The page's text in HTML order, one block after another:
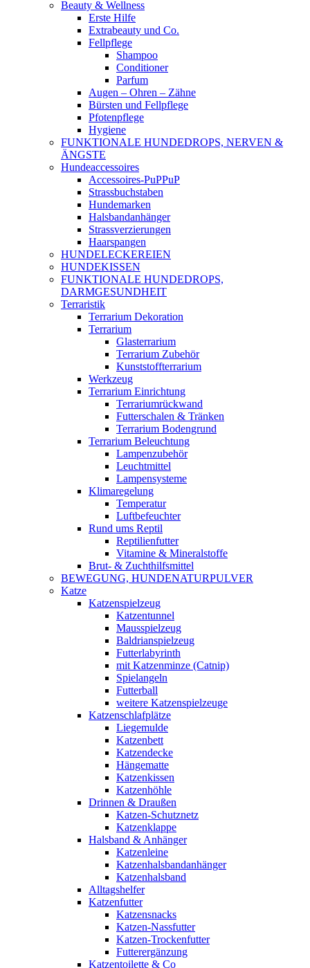
Beauty & Wellness
Erste Hilfe
Extrabeauty und Co.
Fellpflege
Shampoo
Conditioner
Parfum
Augen – Ohren – Zähne
Bürsten und Fellpflege
Pfotenpflege
Hygiene
FUNKTIONALE HUNDEDROPS, NERVEN &
ÄNGSTE
Hundeaccessoires
Accessoires-PuPPuP
Strassbuchstaben
Hundemarken
Halsbandanhänger
Strassverzierungen
Haarspangen
HUNDELECKEREIEN
HUNDEKISSEN
FUNKTIONALE HUNDEDROPS,
DARMGESUNDHEIT
Terraristik
Terrarium Dekoration
Terrarium
Glasterrarium
Terrarium Zubehör
Kunststoffterrarium
Werkzeug
Terrarium Einrichtung
Terrariumrückwand
Futterschalen & Tränken
Terrarium Bodengrund
Terrarium Beleuchtung
Lampenzubehör
Leuchtmittel
Lampensysteme
Klimaregelung
Temperatur
Luftbefeuchter
Rund ums Reptil
Reptilienfutter
Vitamine & Mineralstoffe
Brut- & Zuchthilfsmittel
BEWEGUNG, HUNDENATURPULVER
Katze
Katzenspielzeug
Katzentunnel
Mausspielzeug
Baldrianspielzeug
Futterlabyrinth
mit Katzenminze (Catnip)
Spielangeln
Futterball
weitere Katzenspielzeuge
Katzenschlafplätze
Liegemulde
Katzenbett
Katzendecke
Hängematte
Katzenkissen
Katzenhöhle
Drinnen & Draußen
Katzen-Schutznetz
Katzenklappe
Halsband & Anhänger
Katzenleine
Katzenhalsbandanhänger
Katzenhalsband
Alltagshelfer
Katzenfutter
Katzensnacks
Katzen-Nassfutter
Katzen-Trockenfutter
Futterergänzung
Katzentoilette & Co